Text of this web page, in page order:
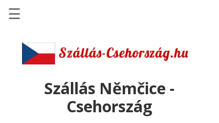
Szállások
Szállásinfo.eu
pénzvisszatérítéssel
☰
Szállás Němčice -
Csehország